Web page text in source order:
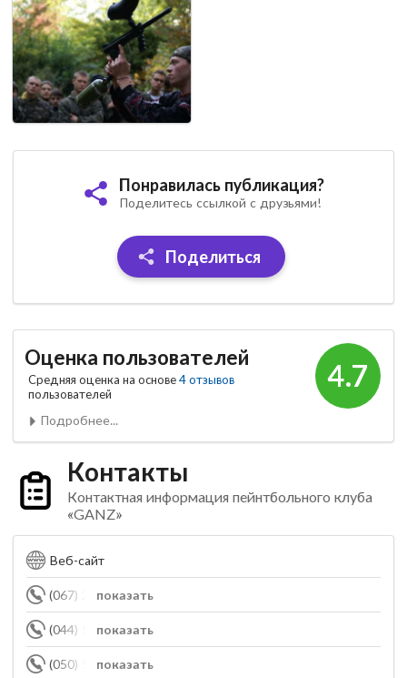
Понравилась публикация?
Поделитесь ссылкой с друзьями!
Поделиться
4.7
Оценка пользователей
Средняя оценка на основе4 отзывов
пользователей
Подробнее...
Контакты
Контактная информация пейнтбольного клуба
«GANZ»
Веб-сайт
показать
(067) 204-07-07
показать
(044) 587-82-83
показать
(050) 500-62-00